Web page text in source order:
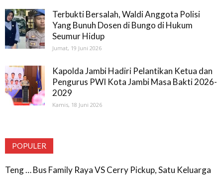
Terbukti Bersalah, Waldi Anggota Polisi
Yang Bunuh Dosen di Bungo di Hukum
Seumur Hidup
Jumat, 19 Juni 2026
Kapolda Jambi Hadiri Pelantikan Ketua dan
Pengurus PWI Kota Jambi Masa Bakti 2026-
2029
Kamis, 18 Juni 2026
POPULER
Teng … Bus Family Raya VS Cerry Pickup, Satu Keluarga